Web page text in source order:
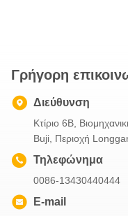
Γρήγορη
Διεύθυνση
Κτίριο 6B,
Buji, Περιοχή
Τηλεφώνημα
0086-13430440444
E-mail